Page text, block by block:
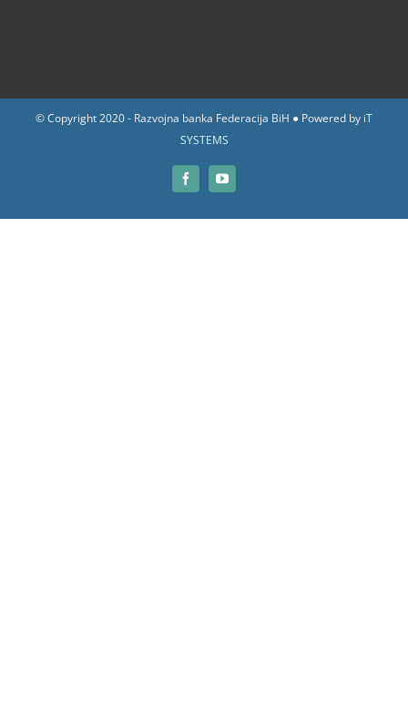
© Copyright 2020 - Razvojna banka Federacija BiH ● Powered by iT
SYSTEMS
FacebookYouTube